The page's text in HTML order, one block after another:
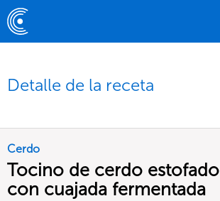
Detalle de la receta
Cerdo
Tocino de cerdo estofado
con cuajada fermentada